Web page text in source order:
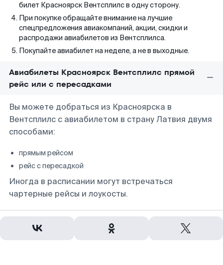
билет Красноярск Вентсплилс в одну сторону.
При покупке обращайте внимание на лучшие
спецпредложения авиакомпаний, акции, скидки и
распродажи авиабилетов из Вентсплилса.
Покупайте авиабилет на неделе, а не в выходные.
Авиабилеты Красноярск Вентсплилс прямой
рейс или с пересадками
Вы можете добраться из Красноярска в
Вентсплилс с авиабилетом в страну Латвия двумя
способами:
прямым рейсом
рейс с пересадкой
Иногда в расписании могут встречаться
чартерные рейсы и лоукосты.